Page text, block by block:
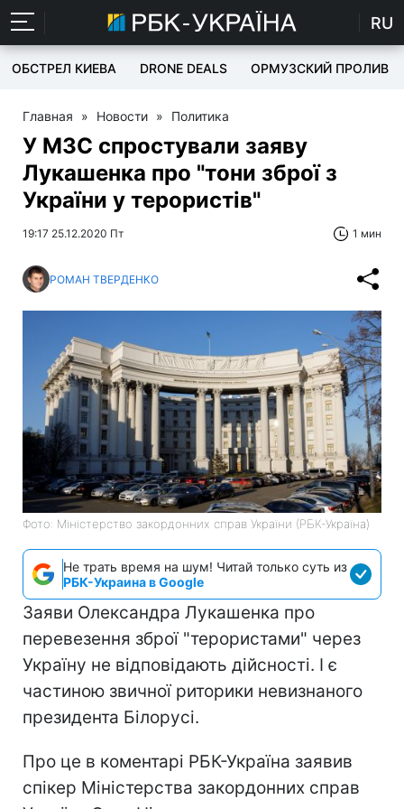
RU
ОБСТРЕЛ КИЕВА DRONE DEALS ОРМУЗСКИЙ ПРОЛИВ
Главная » Новости » Политика
У МЗС спростували заяву
Лукашенка про "тони зброї з
України у терористів"
19:17 25.12.2020 Пт 1 мин
РОМАН ТВЕРДЕНКО
Фото: Міністерство закордонних справ України (РБК-Україна)
Не трать время на шум! Читай только суть из
РБК-Украина в Google
Заяви Олександра Лукашенка про
перевезення зброї "терористами" через
Україну не відповідають дійсності. І є
частиною звичної риторики невизнаного
президента Білорусі.
Про це в коментарі РБК-Україна заявив
спікер Міністерства закордонних справ